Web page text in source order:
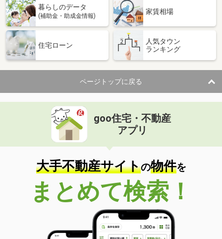
暮らしのデータ
(補助金・助成金情報)
家賃相場
住宅ローン
人気タウン
ランキング
ページトップに戻る
goo住宅・不動産
アプリ
大手不動産サイトの物件を
まとめて検索！